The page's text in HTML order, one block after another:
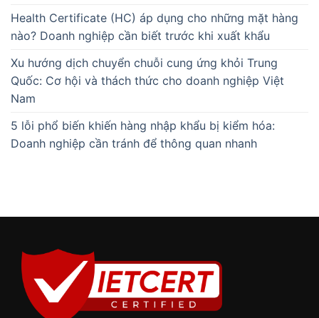
Health Certificate (HC) áp dụng cho những mặt hàng
nào? Doanh nghiệp cần biết trước khi xuất khẩu
Xu hướng dịch chuyển chuỗi cung ứng khỏi Trung
Quốc: Cơ hội và thách thức cho doanh nghiệp Việt
Nam
5 lỗi phổ biến khiến hàng nhập khẩu bị kiểm hóa:
Doanh nghiệp cần tránh để thông quan nhanh